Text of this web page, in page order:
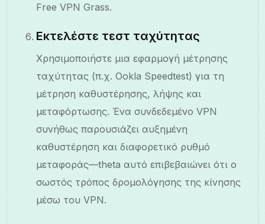
Free VPN Grass.
Εκτελέστε τεστ ταχύτητας
Χρησιμοποιήστε μια εφαρμογή μέτρησης
ταχύτητας (π.χ. Ookla Speedtest) για τη
μέτρηση καθυστέρησης, λήψης και
μεταφόρτωσης. Ένα συνδεδεμένο VPN
συνήθως παρουσιάζει αυξημένη
καθυστέρηση και διαφορετικό ρυθμό
μεταφοράς—theta αυτό επιβεβαιώνει ότι ο
σωστός τρόπος δρομολόγησης της κίνησης
μέσω του VPN.